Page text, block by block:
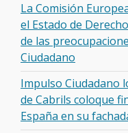
La Comisión
el Estado de
de las
Ciudadano
Impulso Ciudadano
de Cabrils coloque
España en su